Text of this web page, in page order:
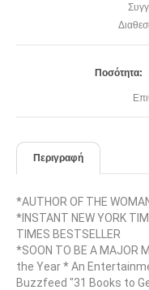
Ποσότητα:
Περιγραφή
*AUTHOR OF THE
*INSTANT NEW YORK
TIMES BESTSELLER
*SOON TO BE A MAJOR
the Year * An
Buzzfeed "31 Books to